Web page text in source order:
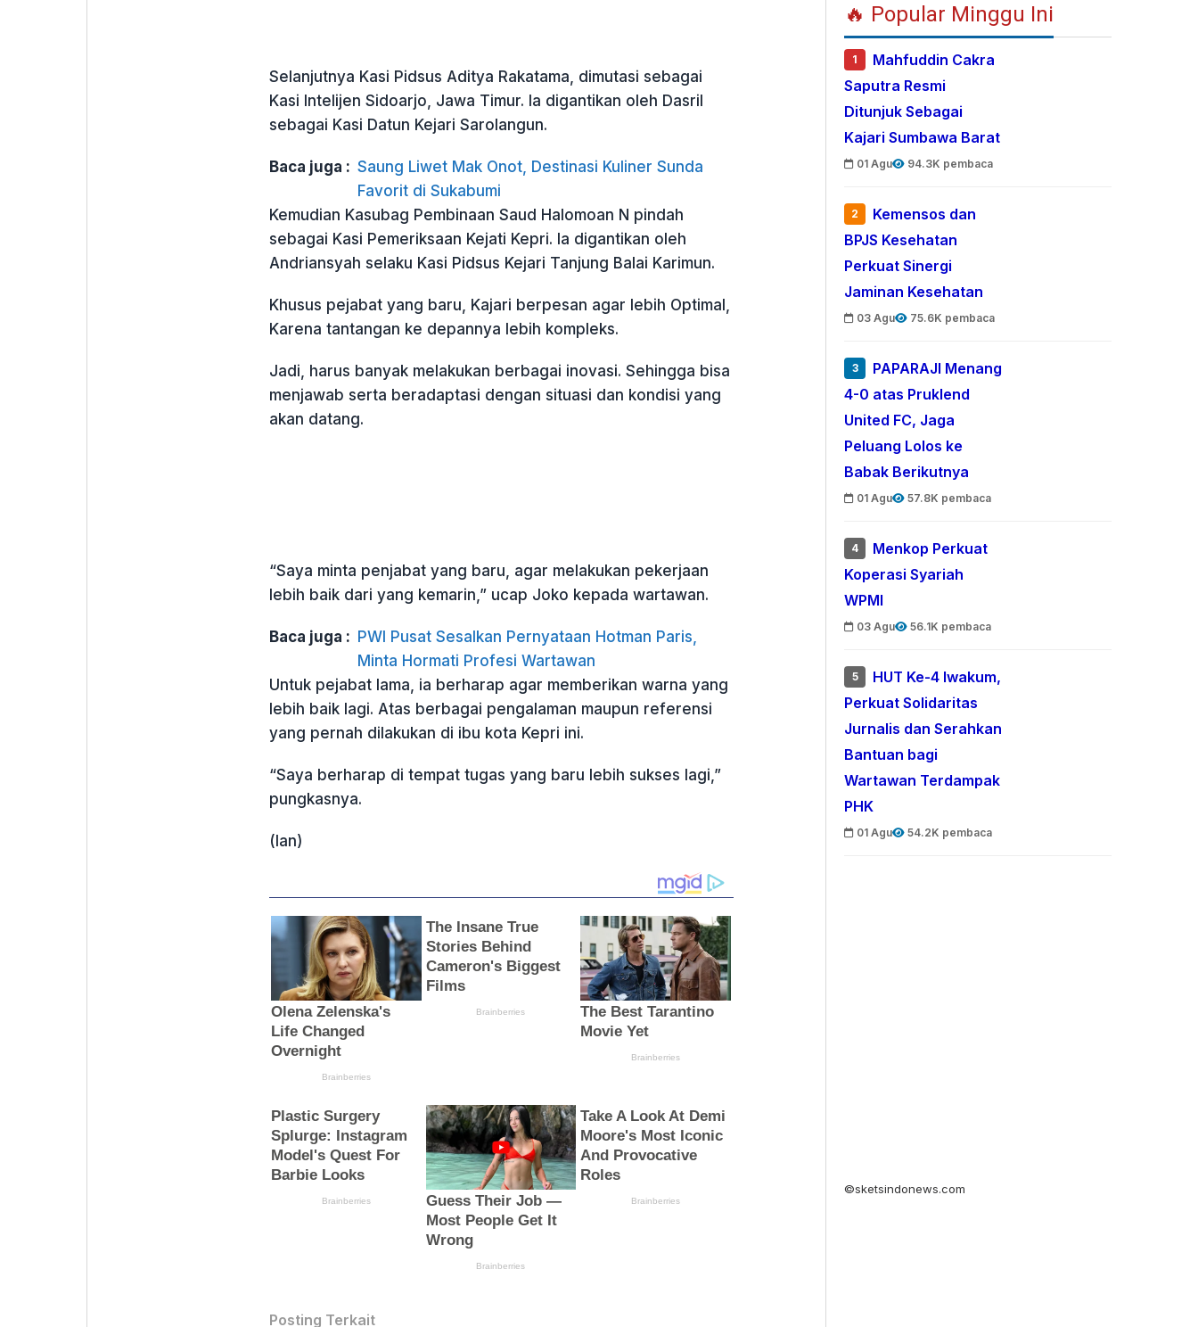
Selanjutnya Kasi Pidsus Aditya Rakatama, dimutasi sebagai
Kasi Intelijen Sidoarjo, Jawa Timur. Ia digantikan oleh Dasril
sebagai Kasi Datun Kejari Sarolangun.
Baca juga : Saung Liwet Mak Onot, Destinasi Kuliner Sunda
Favorit di Sukabumi
Kemudian Kasubag Pembinaan Saud Halomoan N pindah
sebagai Kasi Pemeriksaan Kejati Kepri. Ia digantikan oleh
Andriansyah selaku Kasi Pidsus Kejari Tanjung Balai Karimun.
Khusus pejabat yang baru, Kajari berpesan agar lebih Optimal,
Karena tantangan ke depannya lebih kompleks.
Jadi, harus banyak melakukan berbagai inovasi. Sehingga bisa
menjawab serta beradaptasi dengan situasi dan kondisi yang
akan datang.
“Saya minta penjabat yang baru, agar melakukan pekerjaan
lebih baik dari yang kemarin,” ucap Joko kepada wartawan.
Baca juga : PWI Pusat Sesalkan Pernyataan Hotman Paris,
Minta Hormati Profesi Wartawan
Untuk pejabat lama, ia berharap agar memberikan warna yang
lebih baik lagi. Atas berbagai pengalaman maupun referensi
yang pernah dilakukan di ibu kota Kepri ini.
“Saya berharap di tempat tugas yang baru lebih sukses lagi,”
pungkasnya.
(Ian)
Posting Terkait
🔥 Popular Minggu Ini
1
Mahfuddin Cakra
Saputra Resmi
Ditunjuk Sebagai
Kajari Sumbawa Barat
01 Agu 94.3K pembaca
2
Kemensos dan
BPJS Kesehatan
Perkuat Sinergi
Jaminan Kesehatan
03 Agu 75.6K pembaca
3
PAPARAJI Menang
4-0 atas Pruklend
United FC, Jaga
Peluang Lolos ke
Babak Berikutnya
01 Agu 57.8K pembaca
4
Menkop Perkuat
Koperasi Syariah
WPMI
03 Agu 56.1K pembaca
5
HUT Ke-4 Iwakum,
Perkuat Solidaritas
Jurnalis dan Serahkan
Bantuan bagi
Wartawan Terdampak
PHK
01 Agu 54.2K pembaca
©sketsindonews.com